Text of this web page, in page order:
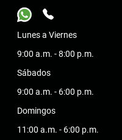
Lunes a Viernes
9:00 a.m. - 8:00 p.m.
Sábados
9:00 a.m. - 6:00 p.m.
Domingos
11:00 a.m. - 6:00 p.m.